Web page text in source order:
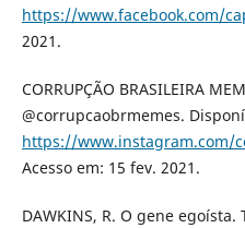
https://www.facebook.com/
2021.
CORRUPÇÃO BRASILEIRA
@corrupcaobrmemes.
https://www.instagram.com/
Acesso em: 15 fev. 2021.
DAWKINS, R. O gene